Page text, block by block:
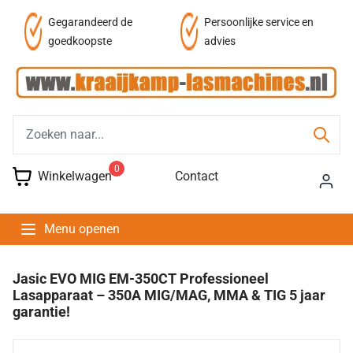
Persoonlijke service en
advies
Fysieke winkel
Winkelwagen 0 Contact
Menu openen
Jasic EVO MIG EM-350CT Professioneel
Lasapparaat – 350A MIG/MAG, MMA & TIG 5 jaar
garantie!